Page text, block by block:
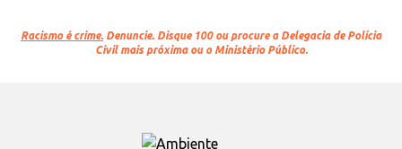
Racismo é crime. Denuncie. Disque 100 ou procure a Delegacia de Polícia
Civil mais próxima ou o Ministério Público.